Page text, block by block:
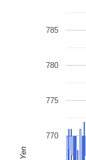
770
775
780
785
Yen